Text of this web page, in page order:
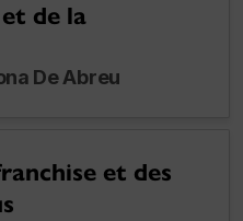
de la
De Abreu
et des